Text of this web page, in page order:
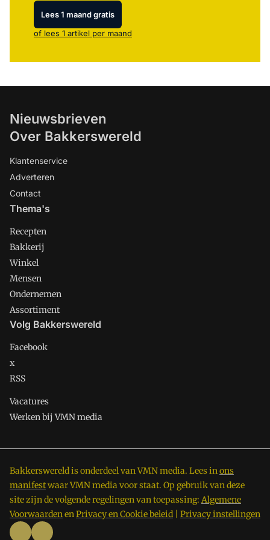
Lees 1 maand gratis
of lees 1 artikel per maand
Nieuwsbrieven
Over Bakkerswereld
Klantenservice
Adverteren
Contact
Thema's
Recepten
Bakkerij
Winkel
Mensen
Ondernemen
Assortiment
Volg Bakkerswereld
Facebook
x
RSS
Vacatures
Werken bij VMN media
Bakkerswereld is onderdeel van VMN media. Lees inons
manifestwaar VMN media voor staat. Op gebruik van deze
site zijn de volgende regelingen van toepassing: Algemene
VoorwaardenenPrivacy en Cookie beleid Privacy instellingen